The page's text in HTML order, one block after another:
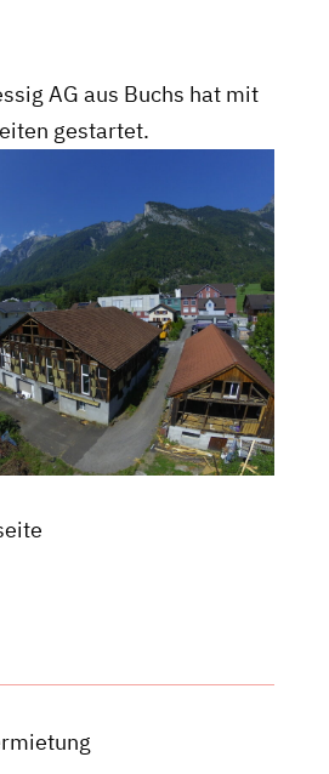
AG aus Buchs hat mit
gestartet.